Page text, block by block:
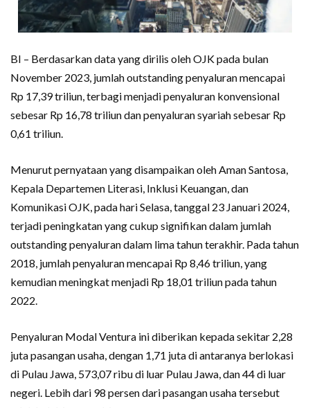
BI – Berdasarkan data yang dirilis oleh OJK pada bulan
November 2023, jumlah outstanding penyaluran mencapai
Rp 17,39 triliun, terbagi menjadi penyaluran konvensional
sebesar Rp 16,78 triliun dan penyaluran syariah sebesar Rp
0,61 triliun.
Menurut pernyataan yang disampaikan oleh Aman Santosa,
Kepala Departemen Literasi, Inklusi Keuangan, dan
Komunikasi OJK, pada hari Selasa, tanggal 23 Januari 2024,
terjadi peningkatan yang cukup signifikan dalam jumlah
outstanding penyaluran dalam lima tahun terakhir. Pada tahun
2018, jumlah penyaluran mencapai Rp 8,46 triliun, yang
kemudian meningkat menjadi Rp 18,01 triliun pada tahun
2022.
Penyaluran Modal Ventura ini diberikan kepada sekitar 2,28
juta pasangan usaha, dengan 1,71 juta di antaranya berlokasi
di Pulau Jawa, 573,07 ribu di luar Pulau Jawa, dan 44 di luar
negeri. Lebih dari 98 persen dari pasangan usaha tersebut